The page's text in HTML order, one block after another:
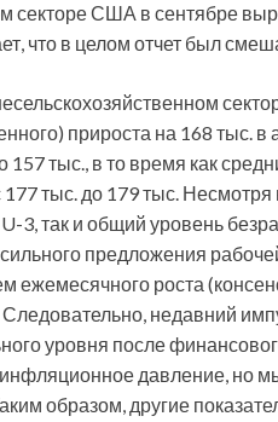
сектореСША в сентябре
что в целом отчет был
прироста на 168 тыс. в
157 тыс., в то время как
тыс. до 179 тыс.
3, так и общий уровень
предложения
ежемесячного роста
Следовательно, недавний
уровня после
давление, но
образом, другие